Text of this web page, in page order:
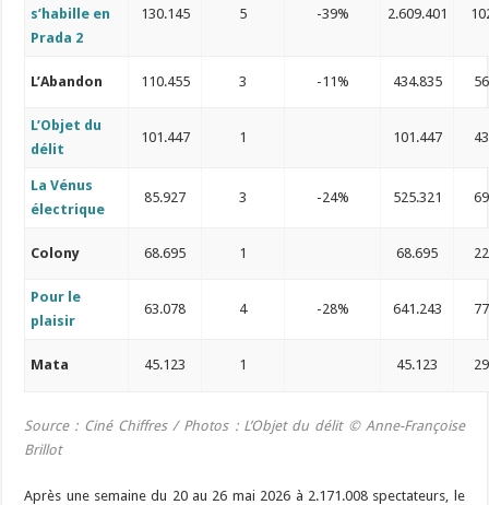
s’habille en
Prada 2
130.145 5 -39% 2.609.401
L’Abandon 110.455 3 -11% 434.835
L’Objet du
délit
101.447 1 101.447
La Vénus
électrique
85.927 3 -24% 525.321
Colony 68.695 1 68.695
Pour le
plaisir
63.078 4 -28% 641.243
Mata 45.123 1 45.123
Source : Ciné Chiffres / Photos: L’Objet du délit © Anne-Françoise
Brillot
Après une semaine du 20 au 26 mai 2026 à 2.171.008 spectateurs, le